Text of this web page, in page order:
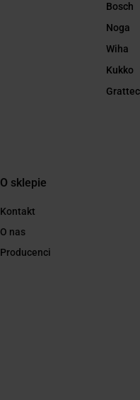
Bosch
Noga
Wiha
Kukko
Grattec
O sklepie
Kontakt
O nas
Producenci